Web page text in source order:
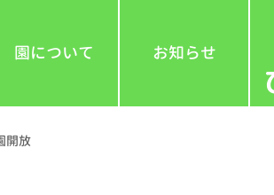
園について お知らせ
開放